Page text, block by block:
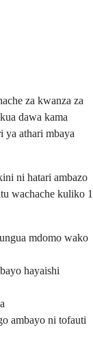
za kwanza za
dawa kama
athari mbaya
ni hatari ambazo
wachache kuliko 1
mdomo wako
hayaishi
ambayo ni tofauti